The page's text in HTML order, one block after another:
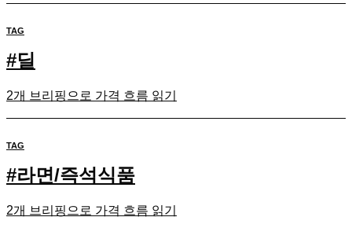
TAG
#딜
2개 브리핑으로 가격 흐름 읽기
TAG
#라면/즉석식품
2개 브리핑으로 가격 흐름 읽기